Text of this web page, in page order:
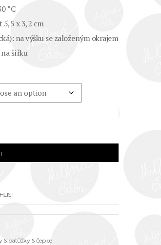
°C
5,5 x 3,2 cm
na výšku se založeným okrajem
šířku
& batůžky & čepice